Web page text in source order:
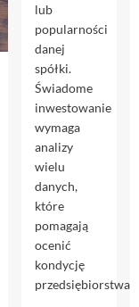
lub
popularności
danej
spółki.
Świadome
inwestowanie
wymaga
analizy
wielu
danych,
które
pomagają
ocenić
kondycję
przedsiębiorstwa...